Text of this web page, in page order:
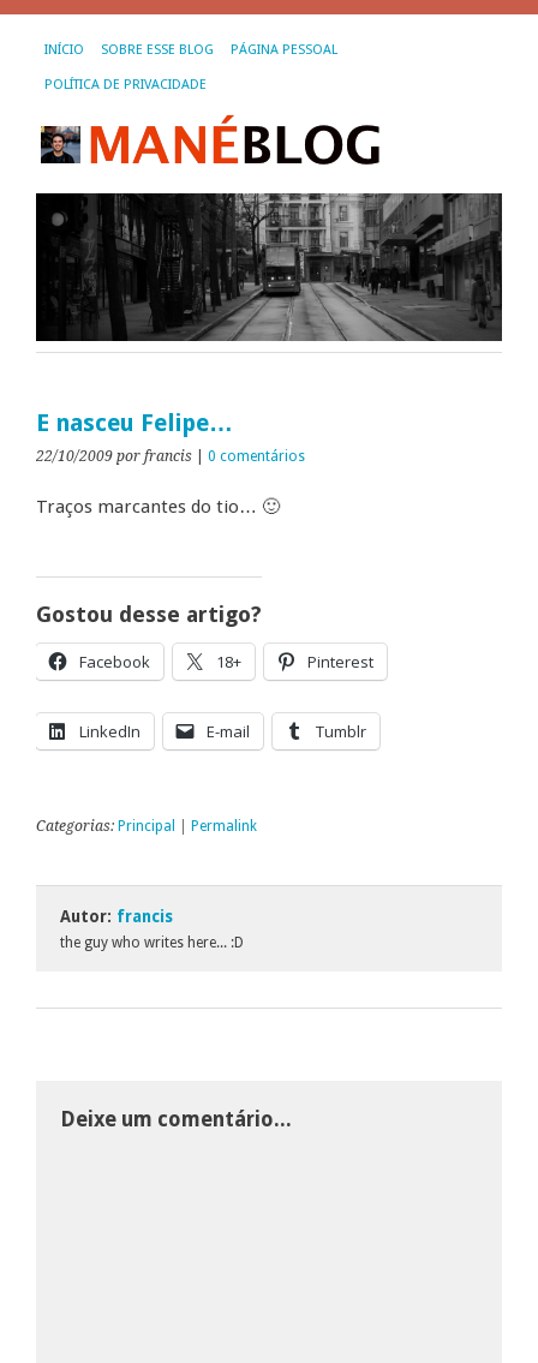
INÍCIO SOBRE ESSE BLOG PÁGINA PESSOAL
POLÍTICA DE PRIVACIDADE
E nasceu Felipe…
22/10/2009 por francis 0 comentários
Traços marcantes do tio… 🙂
Gostou desse artigo?
Facebook 18+ Pinterest
LinkedIn E-mail Tumblr
Categorias: Principal Permalink
Autor: francis
the guy who writes here... :D
Deixe um comentário...